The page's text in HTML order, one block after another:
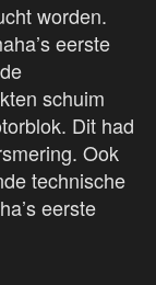
worden.
eerste
schuim
Dit had
Ook
technische
eerste